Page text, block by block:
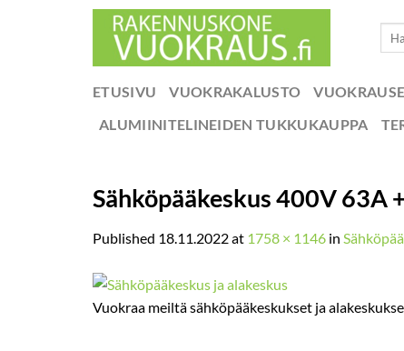
ETUSIVU VUOKRAKALUSTO
ALUMIINITELINEIDEN TUKKUKAUPPA
Sähköpääkeskus 400V 63A
Published 18.11.2022at 1758 × 1146 in
Vuokraa meiltä sähköpääkeskukset ja